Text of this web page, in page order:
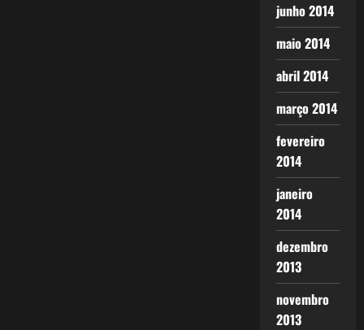
junho 2014
maio 2014
abril 2014
março 2014
fevereiro
2014
janeiro
2014
dezembro
2013
novembro
2013